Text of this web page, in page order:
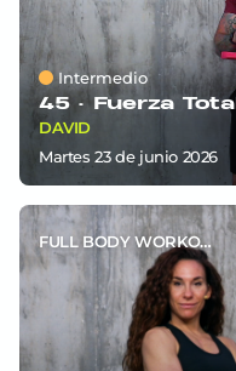
Intermedio
45 · Fuerza Total
DAVID
martes 23de junio 2026
FULL BODY WORKOUT